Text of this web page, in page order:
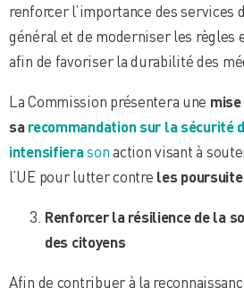
renforcer l’importance des services
général et de moderniser les règles
afin de favoriser la durabilité des
La Commission présentera une
sarecommandation sur la sécurité
intensifierasonaction visant à
l’UE pour lutter contre les
Renforcer la résilience de la
des citoyens
Afin de contribuer à la